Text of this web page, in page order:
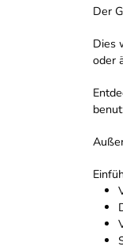
Der
Dies
oder